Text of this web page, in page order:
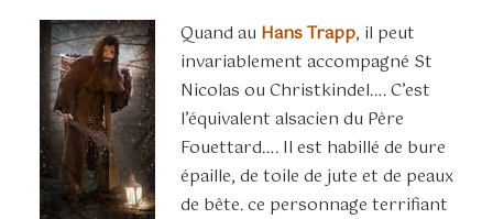
Quand au Hans Trapp, il peut
invariablement accompagné St
Nicolas ou Christkindel…. C’est
l’équivalent alsacien du Père
Fouettard…. Il est habillé de bure
épaille, de toile de jute et de peaux
de bête. ce personnage terrifiant